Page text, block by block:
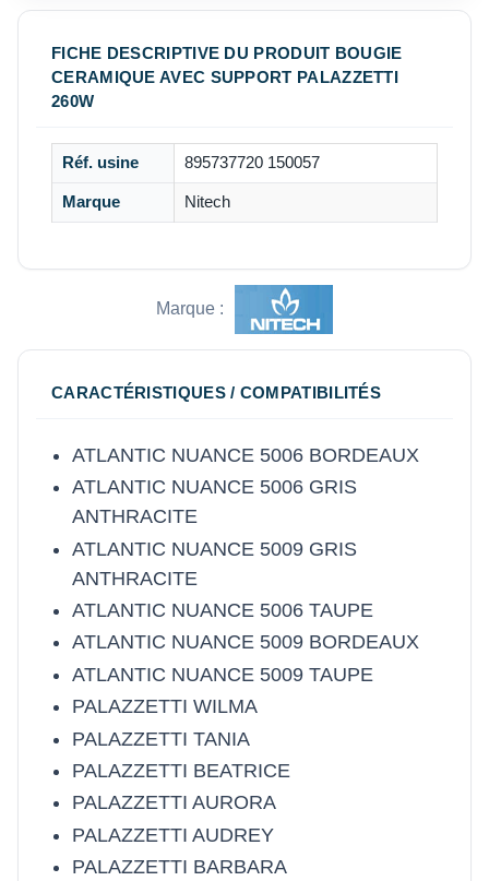
FICHE DESCRIPTIVE DU PRODUIT BOUGIE
CERAMIQUE AVEC SUPPORT PALAZZETTI
260W
Réf. usine 895737720 150057
Marque Nitech
Marque :
CARACTÉRISTIQUES / COMPATIBILITÉS
ATLANTIC NUANCE 5006 BORDEAUX
ATLANTIC NUANCE 5006 GRIS
ANTHRACITE
ATLANTIC NUANCE 5009 GRIS
ANTHRACITE
ATLANTIC NUANCE 5006 TAUPE
ATLANTIC NUANCE 5009 BORDEAUX
ATLANTIC NUANCE 5009 TAUPE
PALAZZETTI WILMA
PALAZZETTI TANIA
PALAZZETTI BEATRICE
PALAZZETTI AURORA
PALAZZETTI AUDREY
PALAZZETTI BARBARA